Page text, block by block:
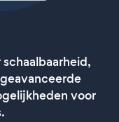
voor